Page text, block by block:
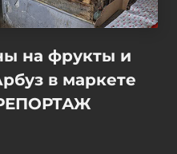
на фрукты и
в маркете